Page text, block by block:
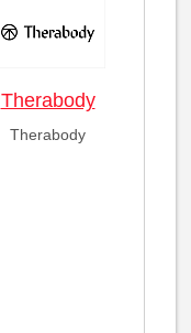
Therabody
Therabody